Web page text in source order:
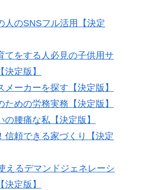
人のSNSフル活用【決定
てをする人必見の子供用サ
定版】
メーカーを探す【決定版】
ための労務実務【決定版】
の腰痛な私【決定版】
信頼できる家づくり【決定
えるデマンドジェネレーシ
決定版】